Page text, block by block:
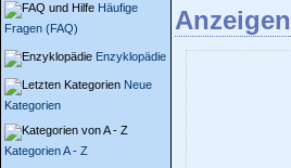
Häufige
Fragen (FAQ)
Enzyklopädie
Neue
Kategorien
Kategorien A - Z
Anzeigen